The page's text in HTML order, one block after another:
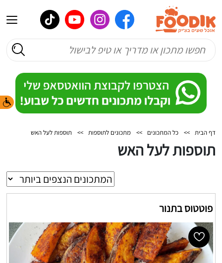
דף הבית >> כל המתכונים >> מתכונים לתוספות >> תוספות לעל האש
תוספות לעל האש
פוטטוס בתנור